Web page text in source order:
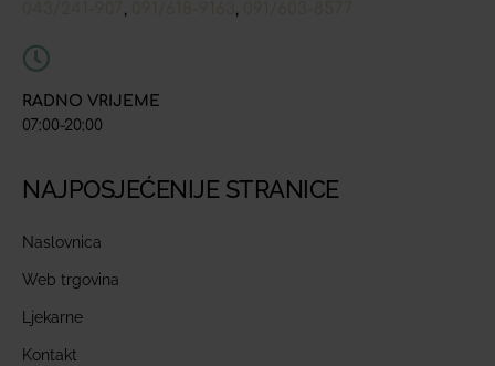
, ,
RADNO VRIJEME
07:00-20:00
NAJPOSJEĆENIJE STRANICE
Naslovnica
Web trgovina
Ljekarne
Kontakt